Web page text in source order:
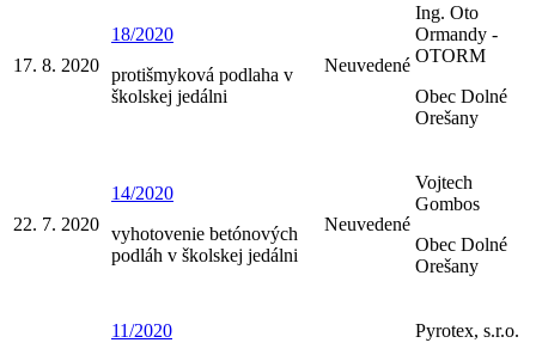
17. 8. 2020
18/2020
protišmyková podlaha v
školskej jedálni
Neuvedené
Ing. Oto
Ormandy -
OTORM
Obec Dolné
Orešany
22. 7. 2020
14/2020
vyhotovenie betónových
podláh v školskej jedálni
Neuvedené
Vojtech
Gombos
Obec Dolné
Orešany
11/2020
Pyrotex, s.r.o.